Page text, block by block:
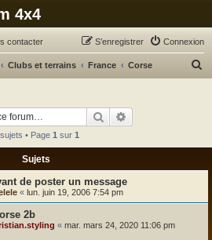
4x4
contacter Connexion
S’enregistrer
Clubs et terrains France Corse
Rechercher
• Page 1 sur 1
Sujets
de poster un message
« lun. juin 19, 2006 7:54 pm
2b
« mar. mars 24, 2020 11:06 pm